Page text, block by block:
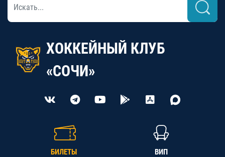
ХОККЕЙНЫЙ КЛУБ
«СОЧИ»
БИЛЕТЫ ВИП